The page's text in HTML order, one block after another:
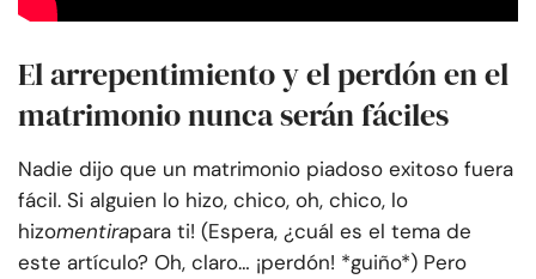
El arrepentimiento y el perdón en el
matrimonio nunca serán fáciles
Nadie dijo que un matrimonio piadoso exitoso fuera
fácil. Si alguien lo hizo, chico, oh, chico, lo
hizomentirapara ti! (Espera, ¿cuál es el tema de
este artículo? Oh, claro… ¡perdón! *guiño*) Pero